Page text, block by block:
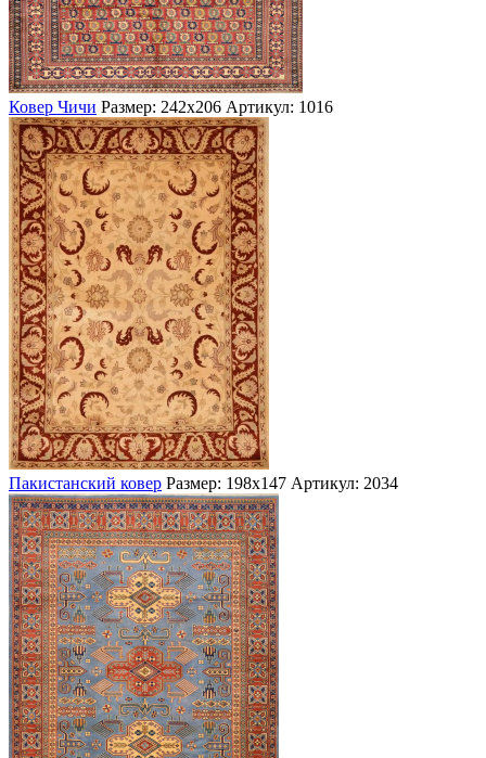
Ковер Чичи Размер: 242х206 Артикул: 1016
Пакистанский ковер Размер: 198х147 Артикул: 2034